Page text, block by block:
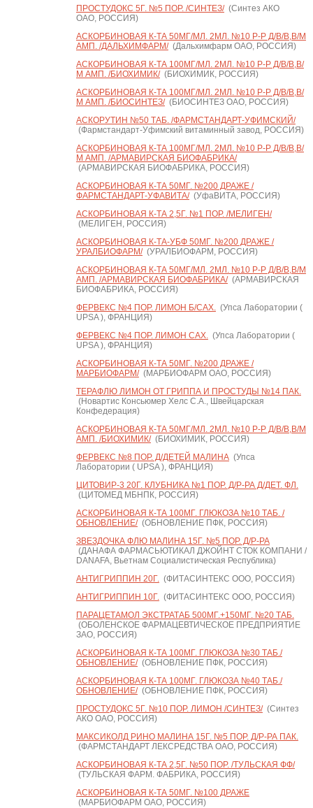
ПРОСТУДОКС 5Г. №5 ПОР. /СИНТЕЗ/(Синтез АКО
ОАО, РОССИЯ)
АСКОРБИНОВАЯ К-ТА 50МГ/МЛ. 2МЛ. №10 Р-Р Д/В/В,В/М
АМП. /ДАЛЬХИМФАРМ/(Дальхимфарм ОАО, РОССИЯ)
АСКОРБИНОВАЯ К-ТА 100МГ/МЛ. 2МЛ. №10 Р-Р Д/В/В,В/
М АМП. /БИОХИМИК/(БИОХИМИК, РОССИЯ)
АСКОРБИНОВАЯ К-ТА 100МГ/МЛ. 2МЛ. №10 Р-Р Д/В/В,В/
М АМП. /БИОСИНТЕЗ/(БИОСИНТЕЗ ОАО, РОССИЯ)
АСКОРУТИН №50 ТАБ. /ФАРМСТАНДАРТ-УФИМСКИЙ/
(Фармстандарт-Уфимский витаминный завод, РОССИЯ)
АСКОРБИНОВАЯ К-ТА 100МГ/МЛ. 2МЛ. №10 Р-Р Д/В/В,В/
М АМП. /АРМАВИРСКАЯ БИОФАБРИКА/
(АРМАВИРСКАЯ БИОФАБРИКА, РОССИЯ)
АСКОРБИНОВАЯ К-ТА 50МГ. №200 ДРАЖЕ /
ФАРМСТАНДАРТ-УФАВИТА/(УфаВИТА, РОССИЯ)
АСКОРБИНОВАЯ К-ТА 2,5Г. №1 ПОР. /МЕЛИГЕН/
(МЕЛИГЕН, РОССИЯ)
АСКОРБИНОВАЯ К-ТА-УБФ 50МГ. №200 ДРАЖЕ /
УРАЛБИОФАРМ/(УРАЛБИОФАРМ, РОССИЯ)
АСКОРБИНОВАЯ К-ТА 50МГ/МЛ. 2МЛ. №10 Р-Р Д/В/В,В/М
АМП. /АРМАВИРСКАЯ БИОФАБРИКА/(АРМАВИРСКАЯ
БИОФАБРИКА, РОССИЯ)
ФЕРВЕКС №4 ПОР. ЛИМОН Б/САХ.(Упса Лаборатории (
UPSA ), ФРАНЦИЯ)
ФЕРВЕКС №4 ПОР. ЛИМОН САХ.(Упса Лаборатории (
UPSA ), ФРАНЦИЯ)
АСКОРБИНОВАЯ К-ТА 50МГ. №200 ДРАЖЕ /
МАРБИОФАРМ/(МАРБИОФАРМ ОАО, РОССИЯ)
ТЕРАФЛЮ ЛИМОН ОТ ГРИППА И ПРОСТУДЫ №14 ПАК.
(Новартис Консьюмер Хелс С.А., Швейцарская
Конфедерация)
АСКОРБИНОВАЯ К-ТА 50МГ/МЛ. 2МЛ. №10 Р-Р Д/В/В,В/М
АМП. /БИОХИМИК/(БИОХИМИК, РОССИЯ)
ФЕРВЕКС №8 ПОР. Д/ДЕТЕЙ МАЛИНА(Упса
Лаборатории ( UPSA ), ФРАНЦИЯ)
ЦИТОВИР-3 20Г. КЛУБНИКА №1 ПОР. Д/Р-РА Д/ДЕТ. ФЛ.
(ЦИТОМЕД МБНПК, РОССИЯ)
АСКОРБИНОВАЯ К-ТА 100МГ. ГЛЮКОЗА №10 ТАБ. /
ОБНОВЛЕНИЕ/(ОБНОВЛЕНИЕ ПФК, РОССИЯ)
ЗВЕЗДОЧКА ФЛЮ МАЛИНА 15Г. №5 ПОР. Д/Р-РА
(ДАНАФА ФАРМАСЬЮТИКАЛ ДЖОЙНТ СТОК КОМПАНИ /
DANAFA, Вьетнам Социалистическая Республика)
АНТИГРИППИН 20Г.(ФИТАСИНТЕКС ООО, РОССИЯ)
АНТИГРИППИН 10Г.(ФИТАСИНТЕКС ООО, РОССИЯ)
ПАРАЦЕТАМОЛ ЭКСТРАТАБ 500МГ.+150МГ. №20 ТАБ.
(ОБОЛЕНСКОЕ ФАРМАЦЕВТИЧЕСКОЕ ПРЕДПРИЯТИЕ
ЗАО, РОССИЯ)
АСКОРБИНОВАЯ К-ТА 100МГ. ГЛЮКОЗА №30 ТАБ./
ОБНОВЛЕНИЕ/(ОБНОВЛЕНИЕ ПФК, РОССИЯ)
АСКОРБИНОВАЯ К-ТА 100МГ. ГЛЮКОЗА №40 ТАБ./
ОБНОВЛЕНИЕ/(ОБНОВЛЕНИЕ ПФК, РОССИЯ)
ПРОСТУДОКС 5Г. №10 ПОР. ЛИМОН /СИНТЕЗ/(Синтез
АКО ОАО, РОССИЯ)
МАКСИКОЛД РИНО МАЛИНА 15Г. №5 ПОР. Д/Р-РА ПАК.
(ФАРМСТАНДАРТ ЛЕКСРЕДСТВА ОАО, РОССИЯ)
АСКОРБИНОВАЯ К-ТА 2,5Г. №50 ПОР. /ТУЛЬСКАЯ ФФ/
(ТУЛЬСКАЯ ФАРМ. ФАБРИКА, РОССИЯ)
АСКОРБИНОВАЯ К-ТА 50МГ. №100 ДРАЖЕ
(МАРБИОФАРМ ОАО, РОССИЯ)